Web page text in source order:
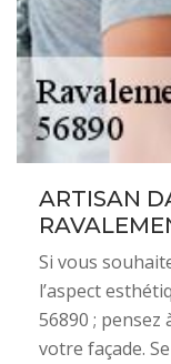
ARTISAN
Si vous
l’aspect
56890 ;
votre façade.